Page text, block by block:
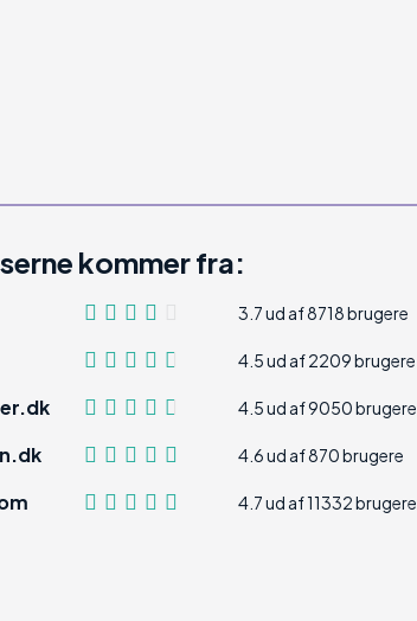
kommer fra:
3.7 ud af 8718 brugere
4.5 ud af 2209 brugere
4.5 ud af 9050 brugere
4.6 ud af 870 brugere
4.7 ud af 11332 brugere